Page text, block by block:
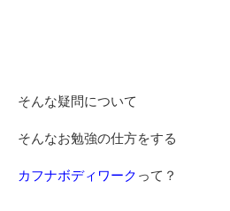
そんな疑問について
そんなお勉強の仕方をする
カフナボディワーク って？